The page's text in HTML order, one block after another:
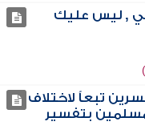
, ليس عليك
تبعاً لاختلاف
بتفسير